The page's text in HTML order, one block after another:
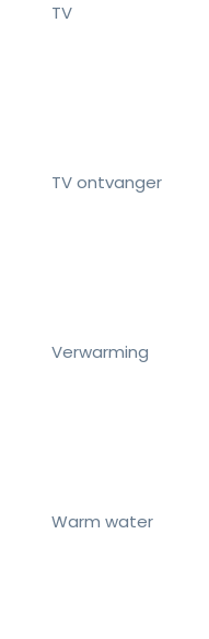
TV
TV ontvanger
Verwarming
Warm water